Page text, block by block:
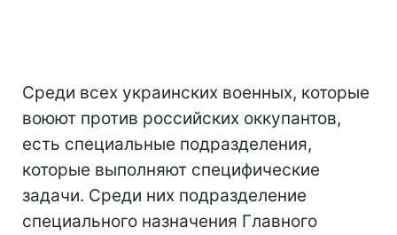
Среди всех украинских военных, которые
воюют против российских оккупантов,
есть специальные подразделения,
которые выполняют специфические
задачи. Среди них подразделение
специального назначения Главного